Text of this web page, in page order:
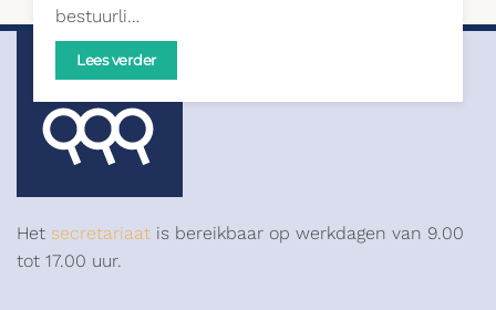
bestuurli…
Lees verder
Het secretariaat is bereikbaar op werkdagen van 9.00
tot 17.00 uur.